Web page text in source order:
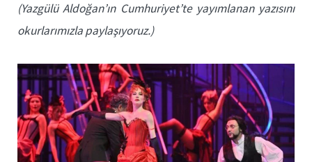
(Yazgülü Aldoğan’ın Cumhuriyet’te yayımlanan yazısını
okurlarımızla paylaşıyoruz.)